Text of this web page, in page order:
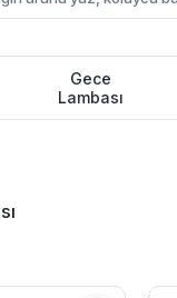
Gece
Lambası